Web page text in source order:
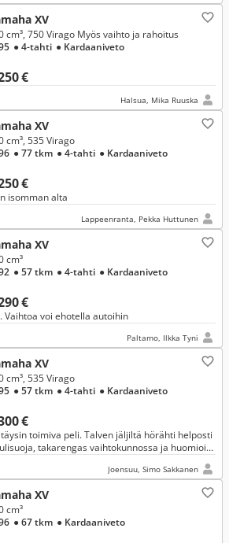
XV
€
cm³, 750 Virago Myös vaihto ja rahoitus
● 4-tahti ● Kardaaniveto
Halsua, Mika Ruuska
XV
€
cm³, 535 Virago
● 77 tkm ● 4-tahti ● Kardaaniveto
isomman alta
Lappeenranta, Pekka Huttunen
XV
€
cm³
● 57 tkm ● 4-tahti ● Kardaaniveto
voi ehotella autoihin
Paltamo, Ilkka Tyni
XV
€
cm³, 535 Virago
● 57 tkm ● 4-tahti ● Kardaaniveto
toimiva peli. Talven jäljiltä hörähti helposti
takarengas vaihtokunnossa ja huomioitu
Joensuu, Simo Sakkanen
XV
cm³
● 67 tkm ● Kardaaniveto